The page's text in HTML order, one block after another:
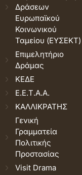
Δράσεων
Ευρωπαϊκού
Κοινωνικού
Ταμείου (ΕΥΣΕΚΤ)
Επιμελητήριο
Δράμας
ΚΕΔΕ
Ε.Ε.Τ.Α.Α.
ΚΑΛΛΙΚΡΑΤΗΣ
Γενική
Γραμματεία
Πολιτικής
Προστασίας
Visit Drama